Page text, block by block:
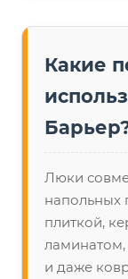
Какие
Люки
напольных
плиткой,
и даже